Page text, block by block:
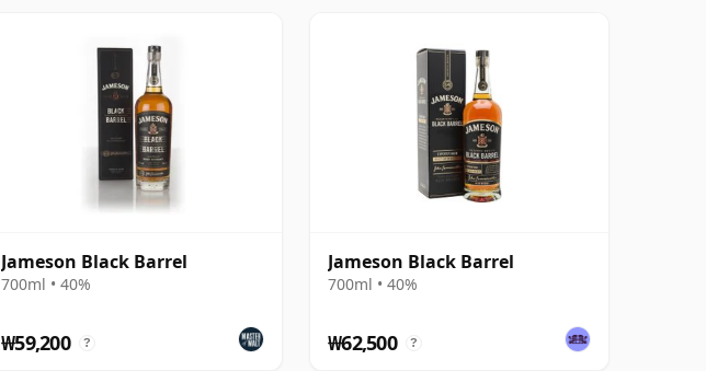
Jameson Black Barrel
700ml • 40%
₩59,200 ?
Jameson Black Barrel
700ml • 40%
₩62,500 ?